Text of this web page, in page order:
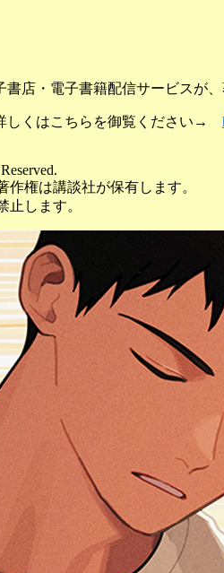
書店・電子書籍配信サービスが
しくはこちらを御覧ください→
作権は講談社が保有します。
止します。